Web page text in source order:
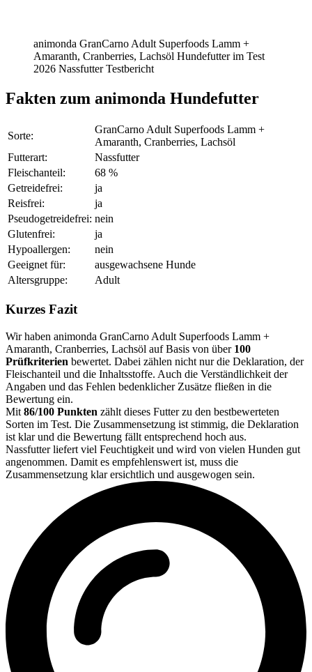
animonda GranCarno Adult Superfoods Lamm +
Amaranth, Cranberries, Lachsöl Hundefutter im Test
2026 Nassfutter Testbericht
Fakten zum animonda Hundefutter
Sorte:
GranCarno Adult Superfoods Lamm +
Amaranth, Cranberries, Lachsöl
Futterart:
Nassfutter
Fleischanteil:
68 %
Getreidefrei:
ja
Reisfrei:
ja
Pseudogetreidefrei: nein
Glutenfrei:
ja
Hypoallergen:
nein
Geeignet für:
ausgewachsene Hunde
Altersgruppe:
Adult
Kurzes Fazit
Wir haben animonda GranCarno Adult Superfoods Lamm +
Amaranth, Cranberries, Lachsöl auf Basis von über 100
Prüfkriterien bewertet. Dabei zählen nicht nur die Deklaration, der
Fleischanteil und die Inhaltsstoffe. Auch die Verständlichkeit der
Angaben und das Fehlen bedenklicher Zusätze fließen in die
Bewertung ein.
Mit 86/100 Punkten zählt dieses Futter zu den bestbewerteten
Sorten im Test. Die Zusammensetzung ist stimmig, die Deklaration
ist klar und die Bewertung fällt entsprechend hoch aus.
Nassfutter liefert viel Feuchtigkeit und wird von vielen Hunden gut
angenommen. Damit es empfehlenswert ist, muss die
Zusammensetzung klar ersichtlich und ausgewogen sein.